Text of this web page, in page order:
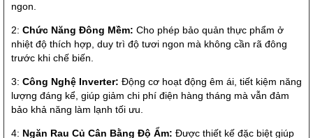
ngon.
2: Chức Năng Đông Mềm: Cho phép bảo quản thực phẩm ở
nhiệt độ thích hợp, duy trì độ tươi ngon mà không cần rã đông
trước khi chế biến.
3: Công Nghệ Inverter: Động cơ hoạt động êm ái, tiết kiệm năng
lượng đáng kể, giúp giảm chi phí điện hàng tháng mà vẫn đảm
bảo khả năng làm lạnh tối ưu.
4: Ngăn Rau Củ Cân Bằng Độ Ẩm: Được thiết kế đặc biệt giúp